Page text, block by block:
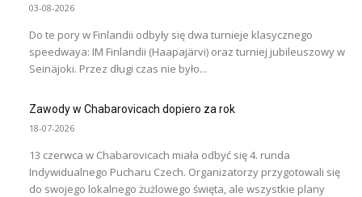
03-08-2026
Do te pory w Finlandii odbyły się dwa turnieje klasycznego
speedwaya: IM Finlandii (Haapajärvi) oraz turniej jubileuszowy w
Seinäjoki. Przez długi czas nie było...
Zawody w Chabarovicach dopiero za rok
18-07-2026
13 czerwca w Chabarovicach miała odbyć się 4. runda
Indywidualnego Pucharu Czech. Organizatorzy przygotowali się
do swojego lokalnego żużlowego święta, ale wszystkie plany